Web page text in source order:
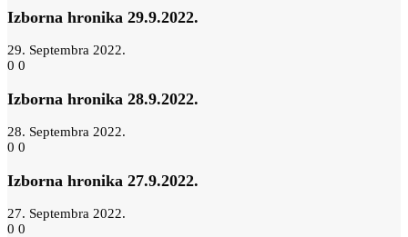
Izborna hronika 29.9.2022.
29. Septembra 2022.
0 0
Izborna hronika 28.9.2022.
28. Septembra 2022.
0 0
Izborna hronika 27.9.2022.
27. Septembra 2022.
0 0